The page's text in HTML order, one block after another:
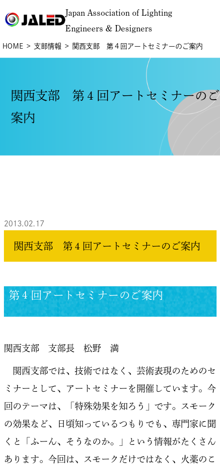
Japan Association of Lighting
Engineers & Designers
HOME 支部情報 関西支部 第４回アートセミナーのご案内
関西支部 第４回アートセミナーのご
案内
2013.02.17
関西支部 第４回アートセミナーのご案内
第４回アートセミナーのご案内
関西支部 支部長 松野 満
関西支部では、技術ではなく、芸術表現のためのセ
ミナーとして、アートセミナーを開催しています。今
回のテーマは、「特殊効果を知ろう」です。スモーク
の効果など、日頃知っているつもりでも、専門家に聞
くと「ふーん、そうなのか。」という情報がたくさん
あります。今回は、スモークだけではなく、火薬のこ